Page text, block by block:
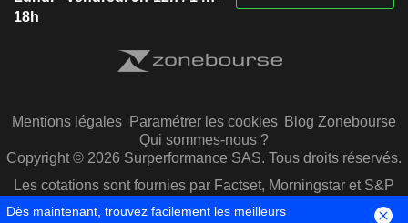
18h
Mentions légales Paramétrer les cookies Blog Zonebourse
Qui sommes-nous ?
Copyright © 2026 Surperformance SAS. Tous droits réservés.
Les cotations sont fournies par Factset, Morningstar et S&P
Capital IQ
Dès maintenant, trouvez facilement les meilleurs